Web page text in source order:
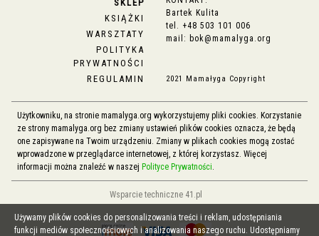
SKLEP
KSIĄŻKI
WARSZTATY
POLITYKA
PRYWATNOŚCI
REGULAMIN
Bartek Kulita
tel. +48 503 101 006
mail: bok@mamalyga.org
2021 Mamałyga Copyright
Użytkowniku, na stronie mamalyga.org wykorzystujemy pliki cookies. Korzystanie
ze strony mamalyga.org bez zmiany ustawień plików cookies oznacza, że będą
one zapisywane na Twoim urządzeniu. Zmiany w plikach cookies mogą zostać
wprowadzone w przeglądarce internetowej, z której korzystasz. Więcej
informacji można znaleźć w naszej Polityce Prywatności.
Wsparcie techniczne 41.pl
Używamy plików cookies do personalizowania treści i reklam, udostępniania
funkcji mediów społecznościowych i analizowania naszego ruchu. Udostępniamy